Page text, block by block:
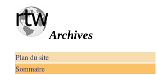
Archives
Plan du site
Sommaire